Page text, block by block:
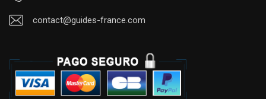
contact@guides-france.com